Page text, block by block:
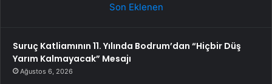
Son Eklenen
Suruç Katliamının 11. Yılında Bodrum’dan “Hiçbir Düş
Yarım Kalmayacak” Mesajı
Ağustos 6, 2026